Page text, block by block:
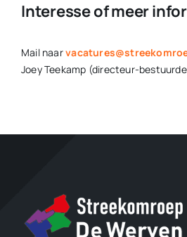
Interesse of meer
Mail naar
Joey Teekamp (directeur-